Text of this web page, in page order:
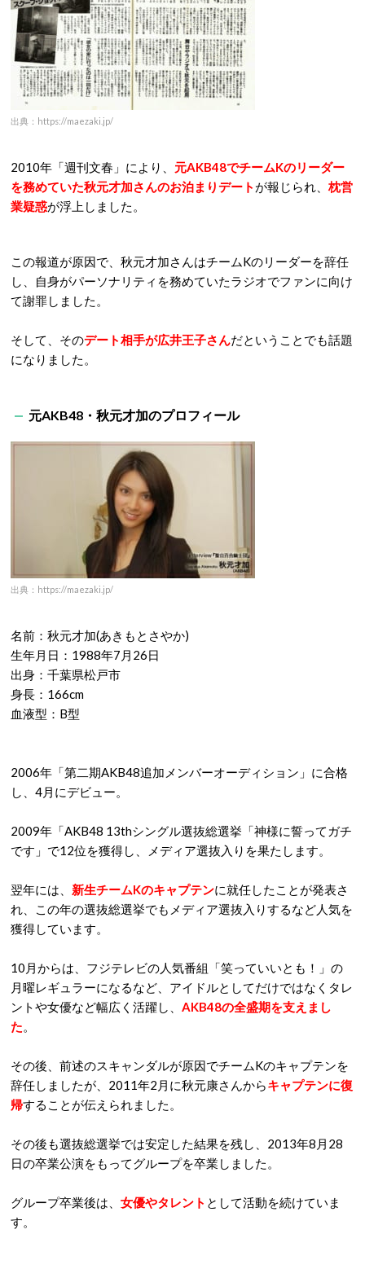
出典：https://maezaki.jp/
2010年「週刊文春」により、 元AKB48でチームKのリーダー
を務めていた秋元才加さんのお泊まりデート が報じられ、 枕営
業疑惑が浮上しました。
この報道が原因で、秋元才加さんはチームKのリーダーを辞任
し、自身がパーソナリティを務めていたラジオでファンに向け
て謝罪しました。
そして、そのデート相手が広井王子さんだということでも話題
になりました。
元AKB48・秋元才加のプロフィール
出典：https://maezaki.jp/
名前：秋元才加(あきもとさやか)
生年月日： 1988年7 月 26日
出身：千葉県松戸市
身長： 166cm
血液型： B型
2006年「第二期AKB48追加メンバーオーディション」に合格
し、 4月にデビュー。
2009年「AKB48 13thシングル選抜総選挙「神様に誓ってガチ
です 」で12位を獲得し、メディア選抜入りを果たします。
翌年には、 新生チームKのキャプテンに就任したことが発表さ
れ、この年の選抜総選挙でもメディア選抜入りするなど人気を
獲得しています。
10 月からは、フジテレビの人気番組「笑っていいとも！」の
月曜レギュラーになるなど、アイドルとしてだけではなくタレ
ントや女優など幅広く活躍し、 AKB48の全盛期を支えまし
た。
その後、前述のスキャンダルが原因でチームKのキャプテンを
辞任しましたが、 2011年2 月に秋元康さんからキャプテンに復
帰することが伝えられました。
その後も選抜総選挙では安定した結果を残し、 2013年8 月 28
日の卒業公演をもってグループを卒業しました。
グループ卒業後は、 女優やタレント として活動を続けていま
す。